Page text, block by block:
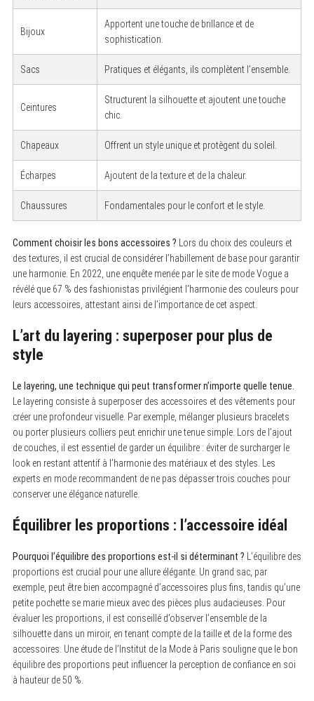
Bijoux
Apportent une touche de brillance et de
sophistication.
Sacs Pratiques et élégants, ils complètent l’ensemble.
Ceintures
Structurent la silhouette et ajoutent une touche
chic.
Chapeaux Offrent un style unique et protègent du soleil.
Écharpes Ajoutent de la texture et de la chaleur.
Chaussures Fondamentales pour le confort et le style.
Comment choisir les bons accessoires ? Lors du choix des couleurs et
des textures, il est crucial de considérer l’habillement de base pour garantir
une harmonie. En 2022, une enquête menée par le site de mode Vogue a
révélé que 67 % des fashionistas privilégient l’harmonie des couleurs pour
leurs accessoires, attestant ainsi de l’importance de cet aspect.
L’art du layering : superposer pour plus de
style
Le layering, une technique qui peut transformer n’importe quelle tenue.
Le layering consiste à superposer des accessoires et des vêtements pour
créer une profondeur visuelle. Par exemple, mélanger plusieurs bracelets
ou porter plusieurs colliers peut enrichir une tenue simple. Lors de l’ajout
de couches, il est essentiel de garder un équilibre : éviter de surcharger le
look en restant attentif à l’harmonie des matériaux et des styles. Les
experts en mode recommandent de ne pas dépasser trois couches pour
conserver une élégance naturelle.
Équilibrer les proportions : l’accessoire idéal
Pourquoi l’équilibre des proportions est-il si déterminant ? L’équilibre des
proportions est crucial pour une allure élégante. Un grand sac, par
exemple, peut être bien accompagné d’accessoires plus fins, tandis qu’une
petite pochette se marie mieux avec des pièces plus audacieuses. Pour
évaluer les proportions, il est conseillé d’observer l’ensemble de la
silhouette dans un miroir, en tenant compte de la taille et de la forme des
accessoires. Une étude de l’Institut de la Mode à Paris souligne que le bon
équilibre des proportions peut influencer la perception de confiance en soi
à hauteur de 50 %.
S
e
a
h
f
: